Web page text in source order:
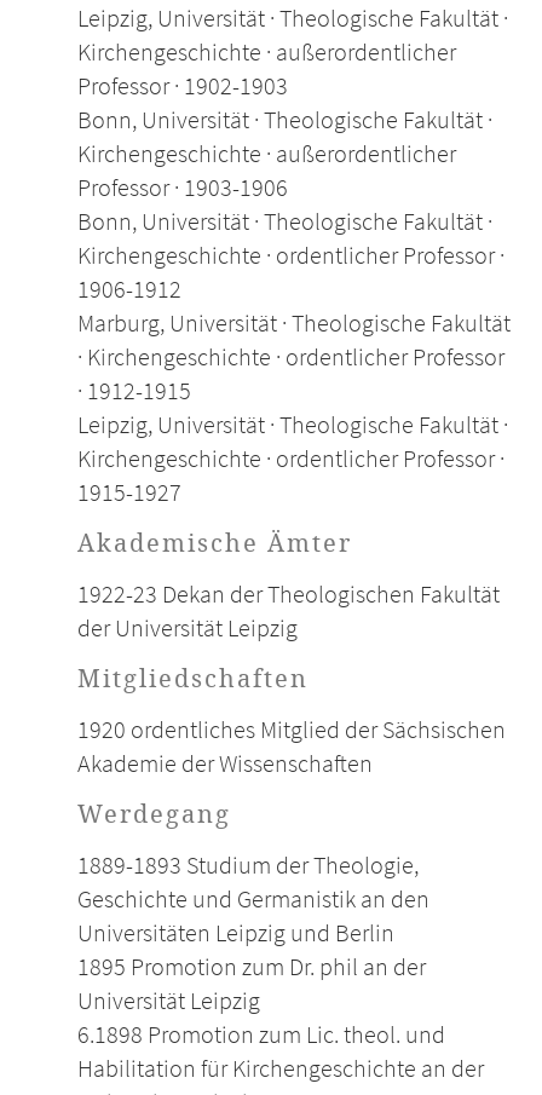
Leipzig, Universität · Theologische Fakultät ·
Kirchengeschichte · außerordentlicher
Professor · 1902-1903
Bonn, Universität · Theologische Fakultät ·
Kirchengeschichte · außerordentlicher
Professor · 1903-1906
Bonn, Universität · Theologische Fakultät ·
Kirchengeschichte · ordentlicher Professor ·
1906-1912
Marburg, Universität · Theologische Fakultät
· Kirchengeschichte · ordentlicher Professor
· 1912-1915
Leipzig, Universität · Theologische Fakultät ·
Kirchengeschichte · ordentlicher Professor ·
1915-1927
Akademische Ämter
1922-23 Dekan der Theologischen Fakultät
der Universität Leipzig
Mitgliedschaften
1920 ordentliches Mitglied der Sächsischen
Akademie der Wissenschaften
Werdegang
1889-1893 Studium der Theologie,
Geschichte und Germanistik an den
Universitäten Leipzig und Berlin
1895 Promotion zum Dr. phil an der
Universität Leipzig
6.1898 Promotion zum Lic. theol. und
Habilitation für Kirchengeschichte an der